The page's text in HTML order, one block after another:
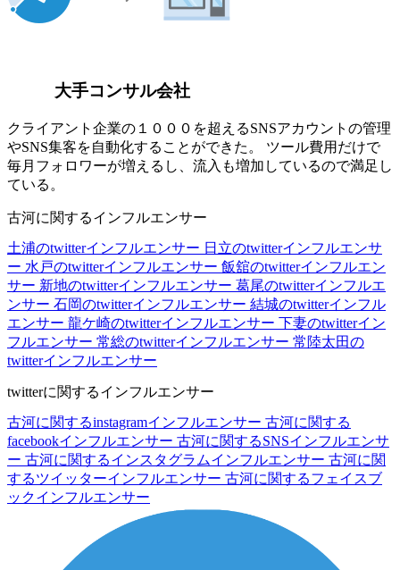
大手コンサル会社
クライアント企業の１０００を超えるSNSアカウントの管理
やSNS集客を自動化することができた。 ツール費用だけで
毎月フォロワーが増えるし、流入も増加しているので満足し
ている。
古河に関するインフルエンサー
土浦のtwitterインフルエンサー 日立のtwitterインフルエンサ
ー 水戸のtwitterインフルエンサー 飯舘のtwitterインフルエン
サー 新地のtwitterインフルエンサー 葛尾のtwitterインフルエ
ンサー 石岡のtwitterインフルエンサー 結城のtwitterインフル
エンサー 龍ケ崎のtwitterインフルエンサー
下妻のtwitterイン
フルエンサー 常総のtwitterインフルエンサー 常陸太田の
twitterインフルエンサー
twitterに関するインフルエンサー
古河に関するinstagramインフルエンサー 古河に関する
facebookインフルエンサー 古河に関するSNSインフルエンサ
ー 古河に関するインスタグラムインフルエンサー 古河に関
するツイッターインフルエンサー 古河に関するフェイスブ
ックインフルエンサー